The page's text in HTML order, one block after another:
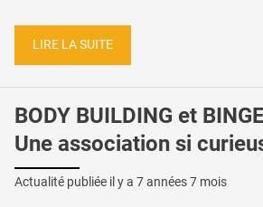
LIRE LA SUITE
BODY BUILDING et
Une association si
Actualité publiée il y a 7 années 7 mois